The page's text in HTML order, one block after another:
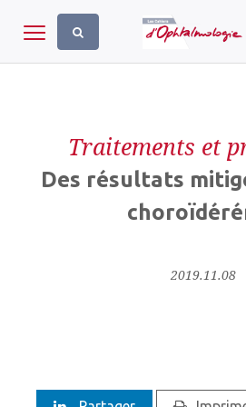
Toggle navigation
Traitements et
Des résultats
2019.11.08
Panneau de gestion des cookies